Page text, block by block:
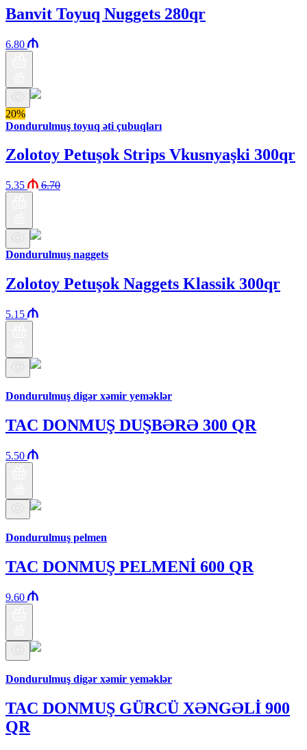
Banvit Toyuq Nuggets 280qr
6.80
20%
Dondurulmuş toyuq əti çubuqları
Zolotoy Petuşok Strips Vkusnyaşki 300qr
5.35 6.70
Dondurulmuş naggets
Zolotoy Petuşok Naggets Klassik 300qr
5.15
Dondurulmuş digər xəmir yeməklər
TAC DONMUŞ DUŞBƏRƏ 300 QR
5.50
Dondurulmuş pelmen
TAC DONMUŞ PELMENİ 600 QR
9.60
Dondurulmuş digər xəmir yeməklər
TAC DONMUŞ GÜRCÜ XƏNGƏLİ 900
QR